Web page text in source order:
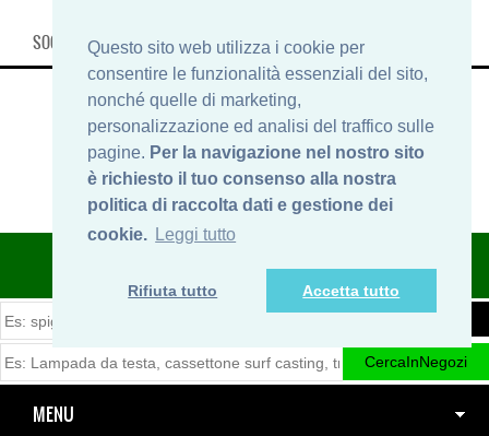
Questo sito web utilizza i cookie per
consentire le funzionalità essenziali del sito,
nonché quelle di marketing,
personalizzazione ed analisi del traffico sulle
pagine. Per la navigazione nel nostro sito
è richiesto il tuo consenso alla nostra
politica di raccolta dati e gestione dei
cookie. Leggi tutto
Rifiuta tutto Accetta tutto
SOCIAL, INFO & SHOP
ITINERARIDIPESCA.IT
MENU